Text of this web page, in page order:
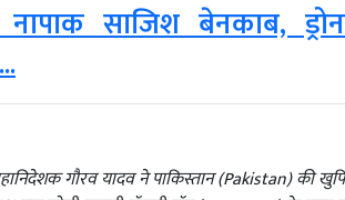
साजिश बेनकाब,
गौरव यादव ने पाकिस्तान (Pakistan) की